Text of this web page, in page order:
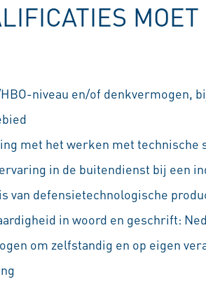
MOET
niveau en/of denkvermogen,
met het werken met
in de buitendienst bij een
van defensietechnologische
in woord en geschrift:
om zelfstandig en op eigen